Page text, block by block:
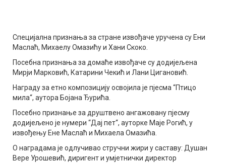
Специјална признања за стране извођаче уручена су Ени
Маслаћ, Михаелу Омазићу и Хани Скоко.
Посебна признања за домаће извођаче су додијељена
Мирји Марковић, Катарини Чекић и Лани Цигановић.
Награду за етно композицију освојила је пјесма “Птицо
мила“, аутора Бојана Ђурића.
Посебно признање за друштвено ангажовану пјесму
додијељено је нумери “Дај пет“, ауторке Маје Рогић, у
извођењу Ене Маслаћ и Михаела Омазића.
О наградама је одлучивао стручни жири у саставу: Душан
Вере Урошевић, диригент и умјетнички директор